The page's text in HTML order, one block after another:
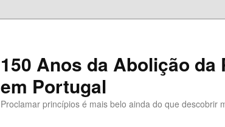
150 Anos da Abolição da
em Portugal
Proclamar princípios é mais belo ainda do que descobrir